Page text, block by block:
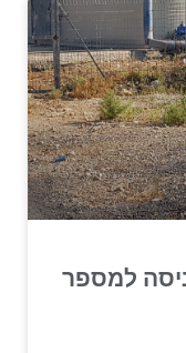
למספר